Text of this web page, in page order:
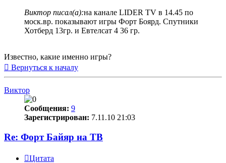
Виктор писал(а):на канале LIDER TV в 14.45 по
моск.вр. показывают игры Форт Боярд. Спутники
Хотберд 13гр. и Евтелсат 4 36 гр.
Известно, какие именно игры?
Вернуться к началу
Виктор
Сообщения: 9
Зарегистрирован: 7.11.10 21:03
Re: Форт Байяр на ТВ
Цитата